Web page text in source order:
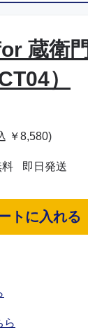
蔵衛門
）
￥8,580)
料 即日発送
トに入れる
ら